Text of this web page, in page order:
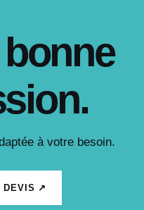
à votre besoin.
DEVIS ↗